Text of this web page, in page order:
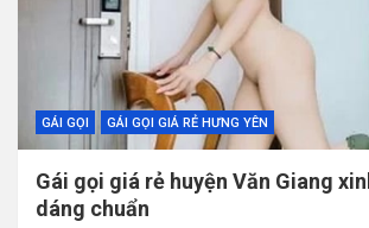
GÁI GỌI GÁI GỌI GIÁ RẺ HƯNG YÊN
Gái gọi giá rẻ huyện Văn Giang
dáng chuẩn